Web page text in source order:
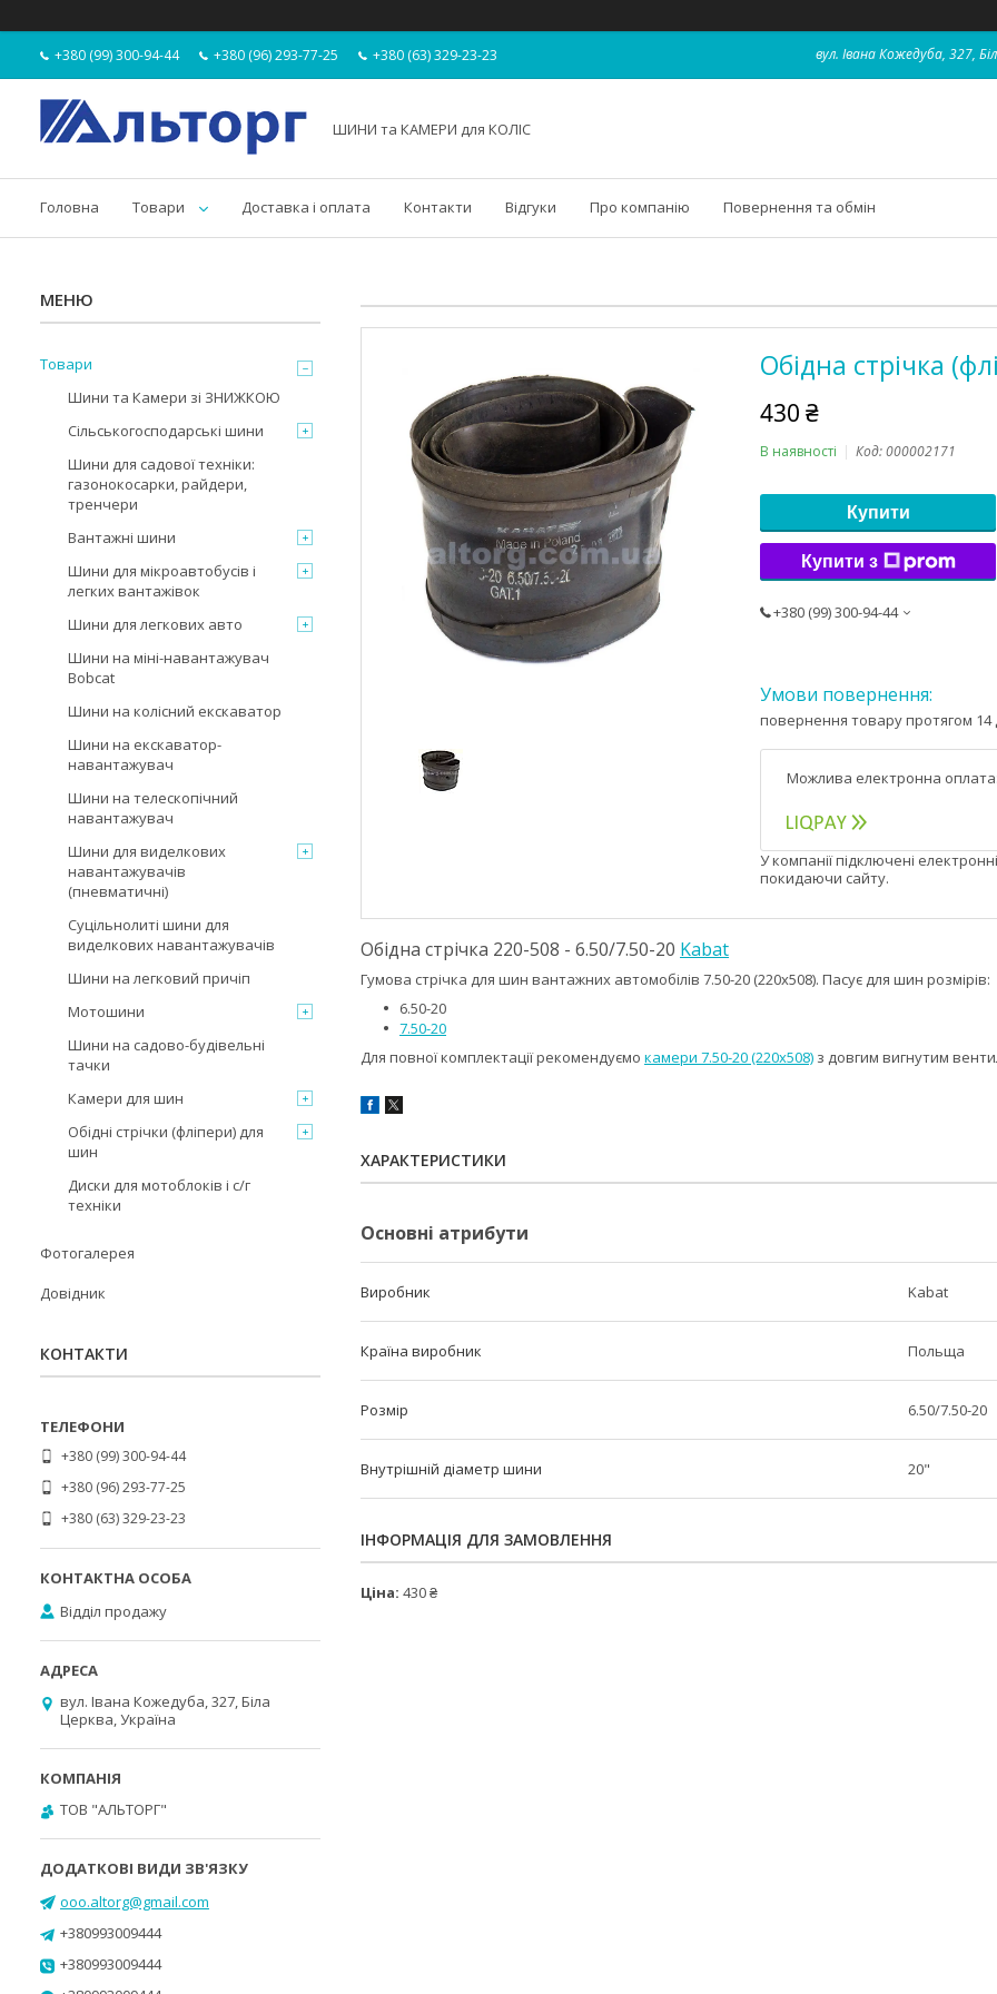
+380 (99) 300-94-44 +380 (96) 293-77-25 +380 (63) 329-23-23 вул. Івана Кожедуба, 327,
ШИНИ та КАМЕРИ для КОЛІС
Головна Товари Доставка і оплата Контакти Відгуки Про компанію Повернення та обмін
Обідна стрічка
430 ₴
В наявності Код:000002171
Купити
Купити з
+380 (99) 300-94-44
повернення товару протягом 14
У компанії підключені
покидаючи сайту.
Обідна стрічка 220-508 - 6.50/7.50-20 Kabat
Гумова стрічка для шин вантажних автомобілів 7.50-20 (220x508). Пасує для шин розмірів:
6.50-20
7.50-20
Для повної комплектації рекомендуємо камери 7.50-20 (220x508) з довгим вигнутим
ХАРАКТЕРИСТИКИ
Основні атрибути
Виробник Kabat
Країна виробник Польща
Розмір 6.50/7.50-20
Внутрішній діаметр шини 20"
ІНФОРМАЦІЯ ДЛЯ ЗАМОВЛЕННЯ
Ціна: 430 ₴
Товари
Шини та Камери зі ЗНИЖКОЮ
Сільськогосподарські шини
Шини для садової техніки:
газонокосарки, райдери,
тренчери
Вантажні шини
Шини для мікроавтобусів і
легких вантажівок
Шини для легкових авто
Шини на міні-навантажувач
Bobcat
Шини на колісний екскаватор
Шини на екскаватор-
навантажувач
Шини на телескопічний
навантажувач
Шини для виделкових
навантажувачів
(пневматичні)
Суцільнолиті шини для
виделкових навантажувачів
Шини на легковий причіп
Мотошини
Шини на садово-будівельні
тачки
Камери для шин
Обідні стрічки (фліпери) для
шин
Диски для мотоблоків і с/г
техніки
Фотогалерея
Довідник
КОНТАКТИ
+380 (99) 300-94-44
+380 (96) 293-77-25
+380 (63) 329-23-23
Відділ продажу
вул. Івана Кожедуба, 327, Біла
Церква, Україна
ТОВ "АЛЬТОРГ"
ooo.altorg@gmail.com
+380993009444
+380993009444